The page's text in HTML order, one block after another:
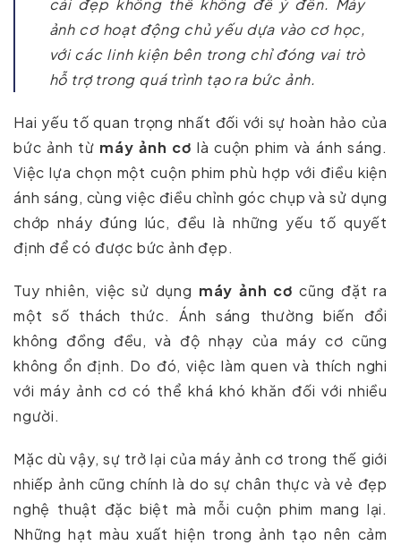
cái đẹp không thể không để ý đến. Máy
ảnh cơ hoạt động chủ yếu dựa vào cơ học,
với các linh kiện bên trong chỉ đóng vai trò
hỗ trợ trong quá trình tạo ra bức ảnh.
Hai yếu tố quan trọng nhất đối với sự hoàn hảo của
bức ảnh từ máy ảnh cơ là cuộn phim và ánh sáng.
Việc lựa chọn một cuộn phim phù hợp với điều kiện
ánh sáng, cùng việc điều chỉnh góc chụp và sử dụng
chớp nháy đúng lúc, đều là những yếu tố quyết
định để có được bức ảnh đẹp.
Tuy nhiên, việc sử dụng máy ảnh cơ cũng đặt ra
một số thách thức. Ánh sáng thường biến đổi
không đồng đều, và độ nhạy của máy cơ cũng
không ổn định. Do đó, việc làm quen và thích nghi
với máy ảnh cơ có thể khá khó khăn đối với nhiều
người.
Mặc dù vậy, sự trở lại của máy ảnh cơ trong thế giới
nhiếp ảnh cũng chính là do sự chân thực và vẻ đẹp
nghệ thuật đặc biệt mà mỗi cuộn phim mang lại.
Những hạt màu xuất hiện trong ảnh tạo nên cảm